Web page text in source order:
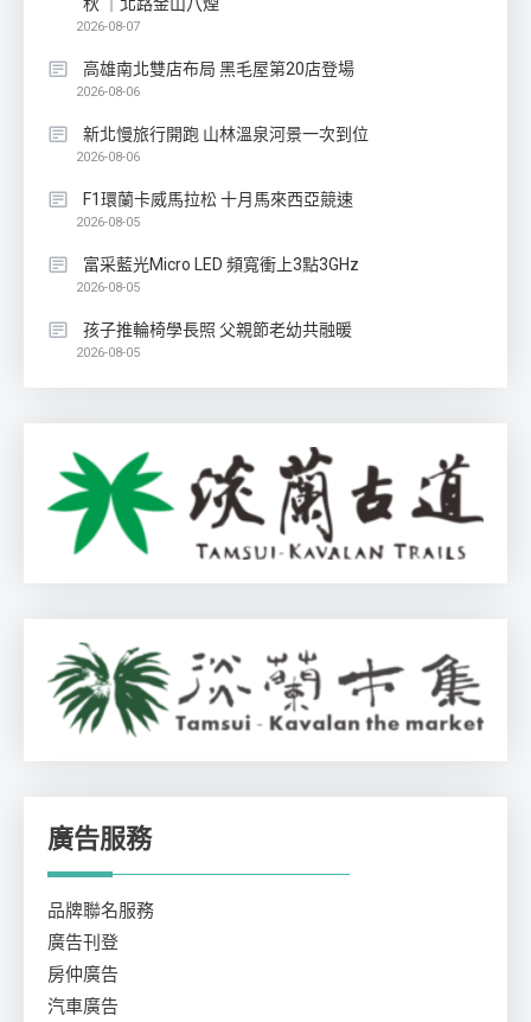
2026-08-07
高雄南北雙店布局 黑毛屋第20店登場
2026-08-06
新北慢旅行開跑 山林溫泉河景一次到位
2026-08-06
F1環蘭卡威馬拉松 十月馬來西亞競速
2026-08-05
富采藍光Micro LED 頻寬衝上3點3GHz
2026-08-05
孩子推輪椅學長照 父親節老幼共融暖
2026-08-05
廣告服務
品牌聯名服務
廣告刊登
房仲廣告
汽車廣告